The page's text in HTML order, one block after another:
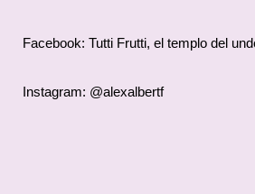
Facebook: Tutti Frutti, el templo del
Instagram: @alexalbertf